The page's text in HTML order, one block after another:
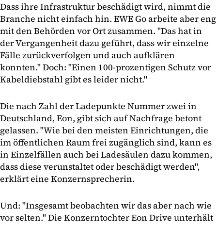
Dass ihre Infrastruktur beschädigt wird, nimmt die
Branche nicht einfach hin. EWE Go arbeite aber eng
mit den Behörden vor Ort zusammen. "Das hat in
der Vergangenheit dazu geführt, dass wir einzelne
Fälle zurückverfolgen und auch aufklären
konnten." Doch: "Einen 100-prozentigen Schutz vor
Kabeldiebstahl gibt es leider nicht."
Die nach Zahl der Ladepunkte Nummer zwei in
Deutschland, Eon, gibt sich auf Nachfrage betont
gelassen. "Wie bei den meisten Einrichtungen, die
im öffentlichen Raum frei zugänglich sind, kann es
in Einzelfällen auch bei Ladesäulen dazu kommen,
dass diese verunstaltet oder beschädigt werden",
erklärt eine Konzernsprecherin.
Und: "Insgesamt beobachten wir das aber nach wie
vor selten." Die Konzerntochter Eon Drive unterhält